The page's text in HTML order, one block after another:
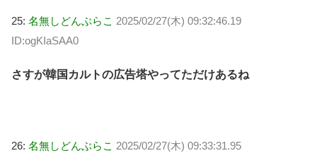
25: 名無しどんぶらこ 2025/02/27(木) 09:32:46.19
ID:ogKIaSAA0
さすが韓国カルトの広告塔やってただけあるね
26: 名無しどんぶらこ 2025/02/27(木) 09:33:31.95